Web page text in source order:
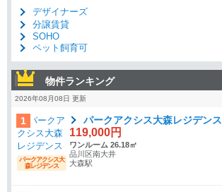
デザイナーズ
分譲賃貸
SOHO
ペット飼育可
物件ランキング
2026年08月08日 更新
1
パークアクシス大
森レジデンス
パークアクシス大森レジデンス
119,000円
ワンルーム 26.18㎡
品川区南大井
大森駅